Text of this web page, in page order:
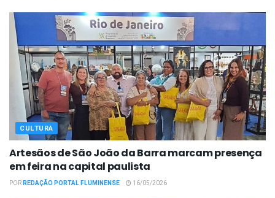
CULTURA
Artesãos de São João da Barra marcam presença
em feira na capital paulista
PORREDAÇÃO PORTAL FLUMINENSE 16/05/2026